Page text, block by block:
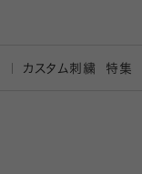
カスタム刺繍 特集